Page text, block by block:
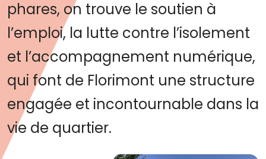
phares, on trouve le soutien à
l’emploi, la lutte contre l’isolement
et l’accompagnement numérique,
qui font de Florimont une structure
engagée et incontournable dans la
vie de quartier.